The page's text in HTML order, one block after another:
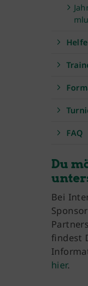
FAQ
Du
Bei
findest
hier.
Von-
50321
+49
E-